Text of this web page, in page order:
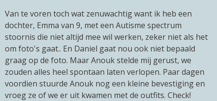
Van te voren toch wat zenuwachtig want ik heb een
dochter, Emma van 9, met een Autisme spectrum
stoornis die niet altijd mee wil werken, zeker niet als het
om foto's gaat.. En Daniel gaat nou ook niet bepaald
graag op de foto. Maar Anouk stelde mij gerust, we
zouden alles heel spontaan laten verlopen. Paar dagen
voordien stuurde Anouk nog een kleine bevestiging en
vroeg ze of we er uit kwamen met de outfits. Check!